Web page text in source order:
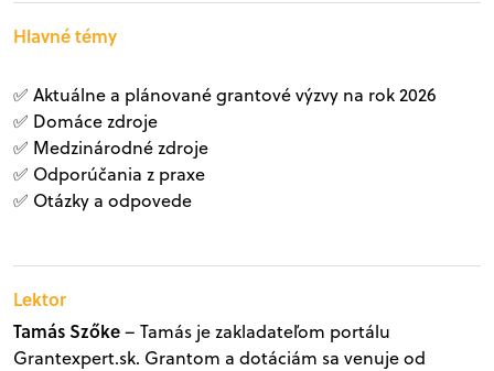
Hlavné témy
✅ Aktuálne a plánované grantové výzvy na rok 2026
✅ Domáce zdroje
✅ Medzinárodné zdroje
✅ Odporúčania z praxe
✅ Otázky a odpovede
Lektor
Tamás Szőke– Tamás je zakladateľom portálu
Grantexpert.sk. Grantom a dotáciám sa venuje od